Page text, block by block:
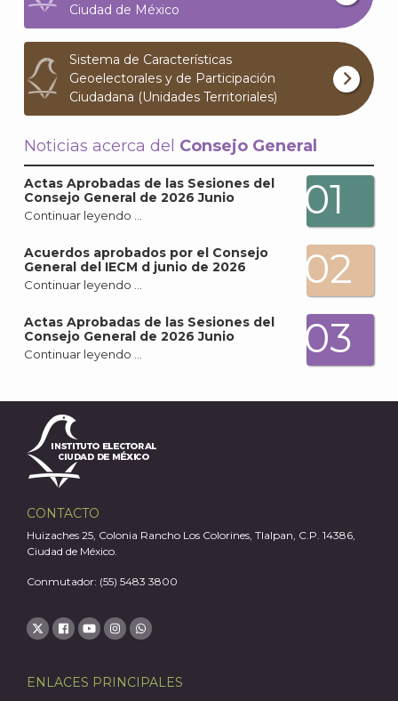
Ciudad de México
Sistema de Características
Geoelectorales y de Participación
Ciudadana (Unidades Territoriales)
Noticias acerca del Consejo General
Actas Aprobadas de las Sesiones del
Consejo General de 2026 Junio
Continuar leyendo … 01
Acuerdos aprobados por el Consejo
General del IECM d junio de 2026
Continuar leyendo … 02
Actas Aprobadas de las Sesiones del
Consejo General de 2026 Junio
Continuar leyendo … 03
CONTACTO
Huizaches 25, Colonia Rancho Los Colorines, Tlalpan, C.P. 14386,
Ciudad de México.
Conmutador: (55) 5483 3800
ENLACES PRINCIPALES